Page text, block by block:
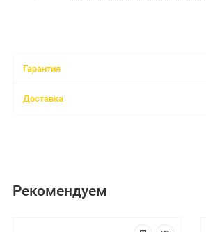
Гарантия
Доставка
Рекомендуем